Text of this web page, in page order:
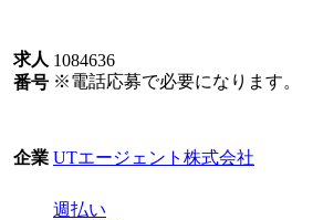
求人
番号
1084636
※電話応募で必要になります。
企業 UTエージェント株式会社
週払い